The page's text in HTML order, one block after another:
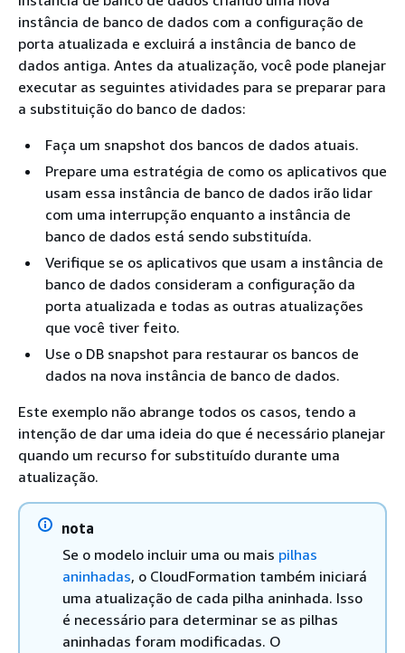
instância de banco de dados com a configuração de
porta atualizada e excluirá a instância de banco de
dados antiga. Antes da atualização, você pode planejar
executar as seguintes atividades para se preparar para
a substituição do banco de dados:
Faça um snapshot dos bancos de dados atuais.
Prepare uma estratégia de como os aplicativos que
usam essa instância de banco de dados irão lidar
com uma interrupção enquanto a instância de
banco de dados está sendo substituída.
Verifique se os aplicativos que usam a instância de
banco de dados consideram a configuração da
porta atualizada e todas as outras atualizações
que você tiver feito.
Use o DB snapshot para restaurar os bancos de
dados na nova instância de banco de dados.
Este exemplo não abrange todos os casos, tendo a
intenção de dar uma ideia do que é necessário planejar
quando um recurso for substituído durante uma
atualização.
nota
Se o modelo incluir uma ou mais pilhas
aninhadas, o CloudFormation também iniciará
uma atualização de cada pilha aninhada. Isso
é necessário para determinar se as pilhas
aninhadas foram modificadas. O